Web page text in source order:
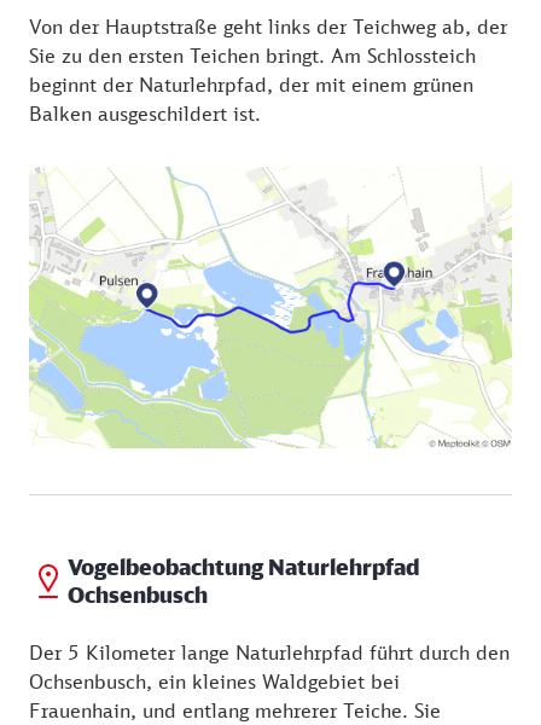
Von der Hauptstraße geht links der Teichweg ab, der
Sie zu den ersten Teichen bringt. Am Schlossteich
beginnt der Naturlehrpfad, der mit einem grünen
Balken ausgeschildert ist.
Vogelbeobachtung Naturlehrpfad
Ochsenbusch
Der 5 Kilometer lange Naturlehrpfad führt durch den
Ochsenbusch, ein kleines Waldgebiet bei
Frauenhain, und entlang mehrerer Teiche. Sie